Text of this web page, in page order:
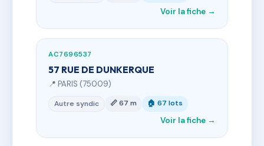
Voir la fiche →
AC7696537
57 RUE DE DUNKERQUE
📍 PARIS (75009)
Autre syndic 📏 67 m 🏠 67 lots
Voir la fiche →